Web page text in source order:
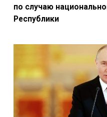
по случаю
Республики